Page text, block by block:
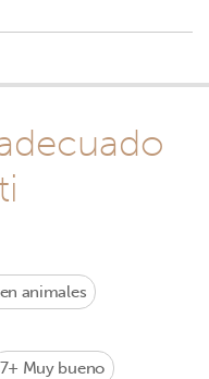
animales
7+ Muy bueno